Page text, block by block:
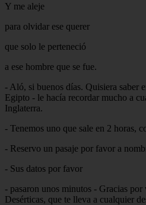
Y me aleje
para olvidar ese querer
que solo le perteneció
a ese hombre que se fue.
- Aló, si buenos días. Quisiera saber
Egipto - le hacía recordar mucho a
Inglaterra.
- Tenemos uno que sale en 2 horas,
- Reservo un pasaje por favor a
- Sus datos por favor
- pasaron unos minutos - Gracias
Desérticas, que te lleva a cualquier